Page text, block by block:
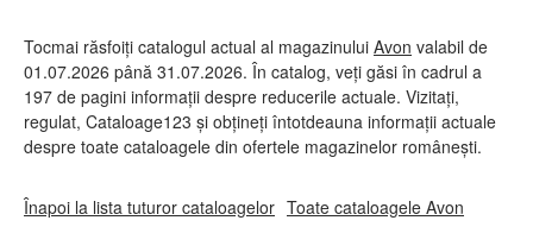
Tocmai răsfoiți catalogul actual al magazinului Avon valabil de
01.07.2026 până 31.07.2026. În catalog, veți găsi în cadrul a
197 de pagini informații despre reducerile actuale. Vizitați,
regulat, Cataloage123 și obțineți întotdeauna informații actuale
despre toate cataloagele din ofertele magazinelor românești.
Înapoi la lista tuturor cataloagelor Toate cataloagele Avon